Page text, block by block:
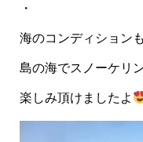
・
海のコンディション
島の海でスノーケリ
楽しみ頂けましたよ